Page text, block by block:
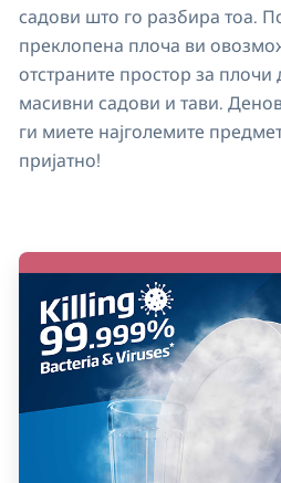
садови што го разбира тоа.
преклопена плоча ви
отстраните простор за плочи
масивни садови и тави.
ги миете најголемите
пријатно!